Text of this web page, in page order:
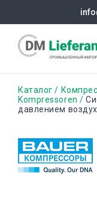
основному
Строка
Каталог
Kompressoren
давлением